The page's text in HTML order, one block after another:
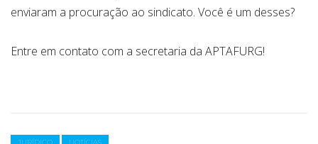
enviaram a procuração ao sindicato. Você é um desses?
Entre em contato com a secretaria da APTAFURG!
JURÍDICO NOTÍCIAS